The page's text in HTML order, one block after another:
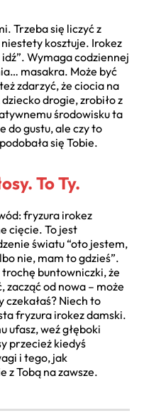
Trzeba się liczyć z
kosztuje. Irokez
Wymaga codziennej
masakra. Może być
zdarzyć, że ciocia na
drogie, zrobiło z
środowisku ta
do gustu, ale czy to
się Tobie.
To Ty.
fryzura irokez
cięcie. To jest
światu “oto jestem,
nie, mam to gdzieś”.
buntowniczki, że
zacząć od nowa – może
czekałaś? Niech to
fryzura irokez damski.
ufasz, weź głęboki
przecież kiedyś
i tego, jak
z Tobą na zawsze.